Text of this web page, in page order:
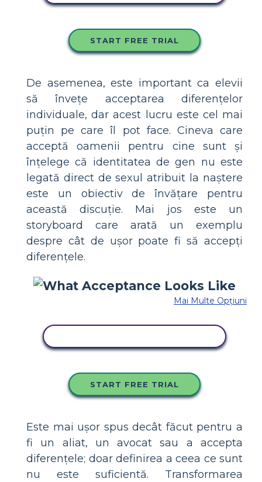
START FREE TRIAL
De asemenea, este important ca elevii
să învețe acceptarea diferențelor
individuale, dar acest lucru este cel mai
puțin pe care îl pot face. Cineva care
acceptă oamenii pentru cine sunt și
înțelege că identitatea de gen nu este
legată direct de sexul atribuit la naștere
este un obiectiv de învățare pentru
această discuție. Mai jos este un
storyboard care arată un exemplu
despre cât de ușor poate fi să accepți
diferențele.
Mai Multe Opțiuni
START FREE TRIAL
Este mai ușor spus decât făcut pentru a
fi un aliat, un avocat sau a accepta
diferențele; doar definirea a ceea ce sunt
nu este suficientă. Transformarea